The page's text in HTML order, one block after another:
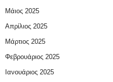
Μάιος 2025
Απρίλιος 2025
Μάρτιος 2025
Φεβρουάριος 2025
Ιανουάριος 2025